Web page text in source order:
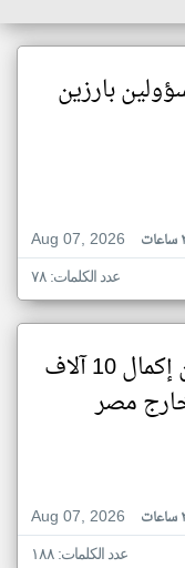
بارزين
Aug 07, 2026
عدد الكلمات: ٧٨
ديوان الزكاة يقترب من إكمال 10 آلاف
مصر
Aug 07, 2026
عدد الكلمات: ١٨٨